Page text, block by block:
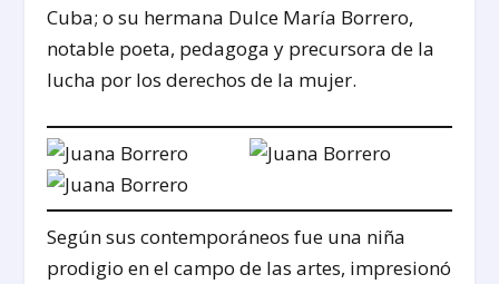
Cuba; o su hermana Dulce María Borrero,
notable poeta, pedagoga y precursora de la
lucha por los derechos de la mujer.
Según sus contemporáneos fue una niña
prodigio en el campo de las artes, impresionó